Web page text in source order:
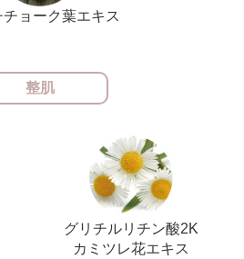
チョーク葉エキス
整肌
グリチルリチン酸2K
カミツレ花エキス